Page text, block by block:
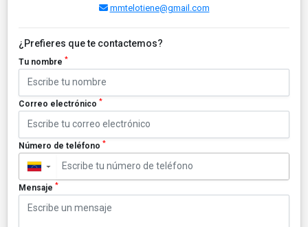
mmtelotiene@gmail.com
¿Prefieres que te contactemos?
Tu nombre *
Correo electrónico *
Número de teléfono *
▼
Mensaje *